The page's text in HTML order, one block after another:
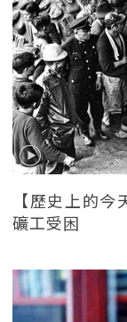
【歷史上的
礦工受困